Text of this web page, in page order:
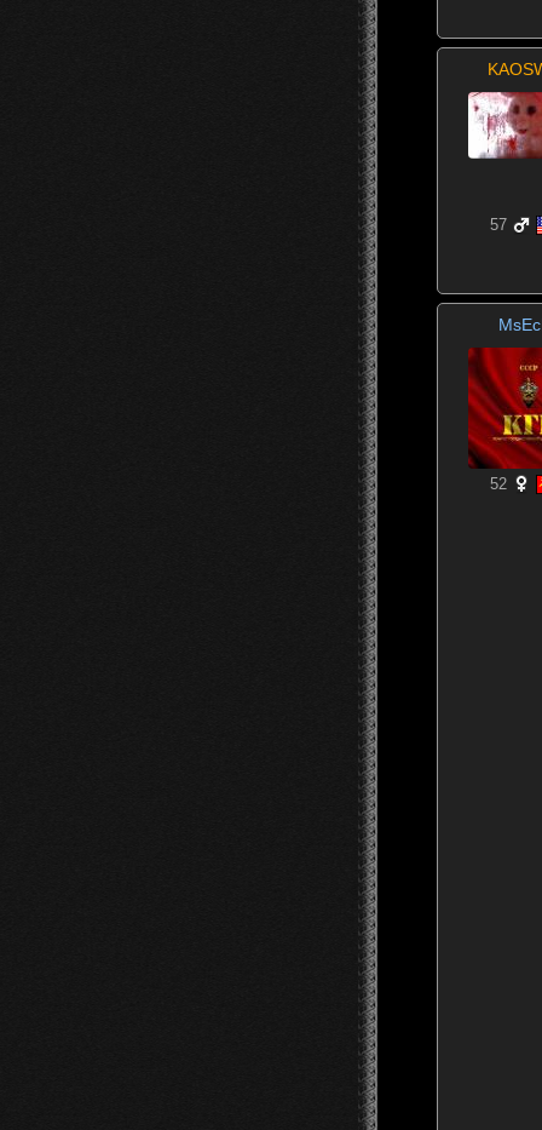
57
52